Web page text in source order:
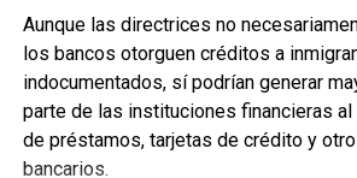
Aunque las directrices no
los bancos otorguen créditos a
indocumentados, sí podrían generar
parte de las instituciones financieras
de préstamos, tarjetas de crédito y
bancarios.